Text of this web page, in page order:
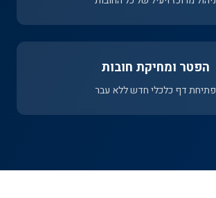
הפטר ומחיקת חובות
פתיחת דף כלכלי חדש ללא עבר